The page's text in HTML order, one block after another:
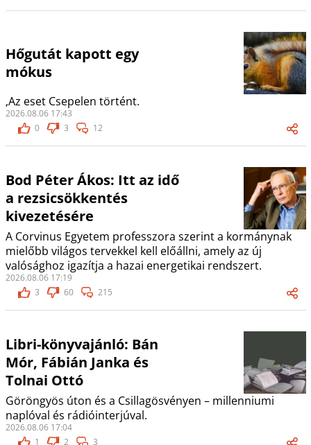
Hőgutát kapott egy
mókus
,Az eset Csepelen történt.
2026.08.06 17:43
0
3 12
Bod Péter Ákos: Itt az idő
a rezsicsökkentés
kivezetésére
A Corvinus Egyetem professzora szerint a kormánynak
mielőbb világos tervekkel kell előállni, amely az új
valósághoz igazítja a hazai energetikai rendszert.
2026.08.06 17:19
3
60 215
Libri-könyvajánló: Bán
Mór, Fábián Janka és
Tolnai Ottó
Göröngyös úton és a Csillagösvényen – millenniumi
naplóval és rádióinterjúval.
2026.08.06 17:04
1
2 3